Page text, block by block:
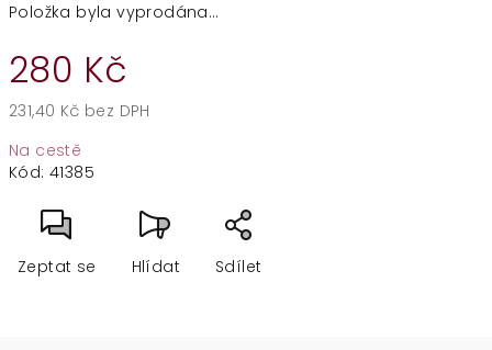
Položka byla vyprodána…
280 Kč
231,40 Kč bez DPH
cena:
Na cestě
Kód: 41385
Zeptat se Hlídat Sdílet